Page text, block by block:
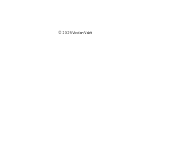
© 2025 Vicdan Vakfı